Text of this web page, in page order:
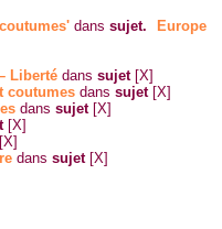
danssujet.
Europe
Liberté danssujet [X]
coutumes danssujet [X]
danssujet [X]
[X]
[X]
danssujet [X]